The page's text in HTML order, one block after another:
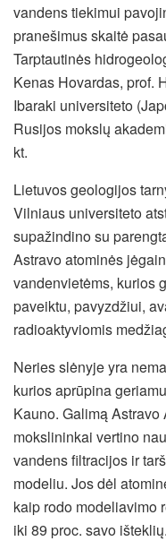
vandenstiekimui
pranešimus skaitė
Tarptautinės
Kenas Hovardas, prof.
Ibaraki universiteto
Rusijos mokslų
kt.
Lietuvos geologijos
Vilniaus universiteto
supažindino su
Astravo atominės
vandenvietėms, kurios
paveiktu, pavyzdžiui,
radioaktyviomis
Neries slėnyje yra
kurios aprūpina
Kauno. Galimą
mokslininkai vertino
vandens filtracijos ir
modeliu. Jos dėl
kaip rodo modeliavimo
iki 89 proc. savo